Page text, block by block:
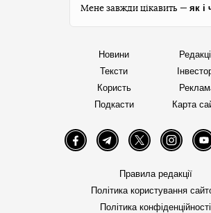
Мене завжди цікавить — як і
Новини
Тексти
Користь
Подкасти
Карта
FacebookTelegramTwitter
Правила редакції
Політика користування
Політика конфіденційності